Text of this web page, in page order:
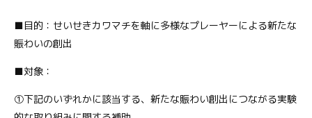
■目的：せいせきカワマチを軸に多様なプレーヤーによる新たな
賑わいの創出
■対象：
①下記のいずれかに該当する、新たな賑わい創出につながる実験